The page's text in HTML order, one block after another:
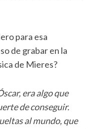
para esa
de grabar en la
de Mieres?
era algo que
de conseguir.
al mundo, que